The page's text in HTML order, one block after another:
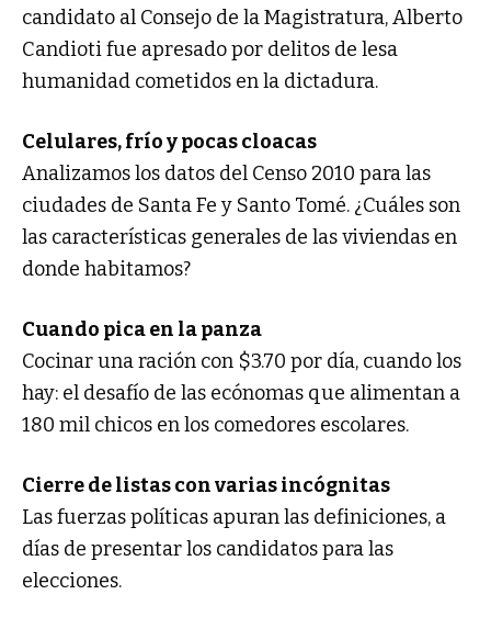
candidato al Consejo de la Magistratura, Alberto
Candioti fue apresado por delitos de lesa
humanidad cometidos en la dictadura.
Celulares, frío y pocas cloacas
Analizamos los datos del Censo 2010 para las
ciudades de Santa Fe y Santo Tomé. ¿Cuáles son
las características generales de las viviendas en
donde habitamos?
Cuando pica en la panza
Cocinar una ración con $3.70 por día, cuando los
hay: el desafío de las ecónomas que alimentan a
180 mil chicos en los comedores escolares.
Cierre de listas con varias incógnitas
Las fuerzas políticas apuran las definiciones, a
días de presentar los candidatos para las
elecciones.